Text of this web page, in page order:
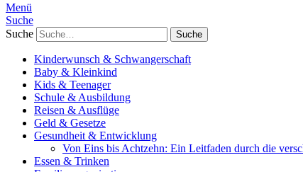
Menü
Suche
Suche
Kinderwunsch & Schwangerschaft
Baby & Kleinkind
Kids & Teenager
Schule & Ausbildung
Reisen & Ausflüge
Geld & Gesetze
Gesundheit & Entwicklung
Von Eins bis Achtzehn: Ein Leitfaden durch die
Essen & Trinken